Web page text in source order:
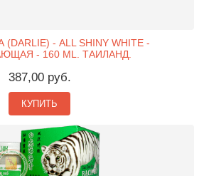
- ALL SHINY WHITE -
- 160 ML. ТАИЛАНД.
387,00 руб.
КУПИТЬ